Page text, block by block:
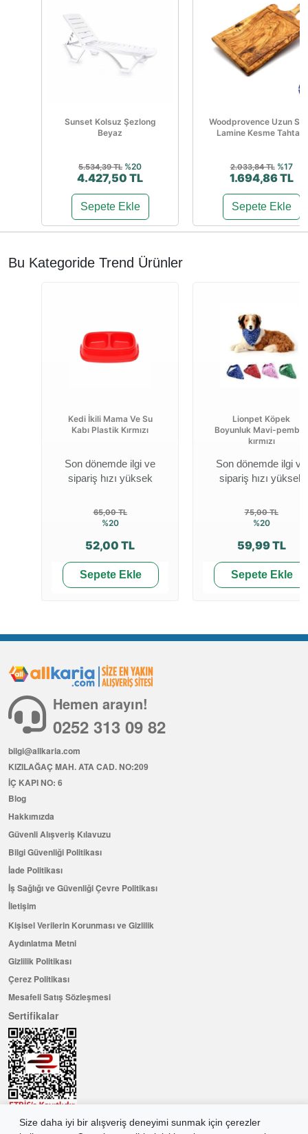
Sunset Kolsuz Şezlong
Beyaz
5.534,39 TL %20
4.427,50 TL
Sepete Ekle
Woodprovence Uzun
Lamine Kesme Tahtası
2.033,84 TL %17
1.694,86 TL
Sepete Ekle
Bu Kategoride Trend Ürünler
Kedi İkili Mama Ve Su
Kabı Plastik Kırmızı
Son dönemde ilgi ve
sipariş hızı yüksek
65,00 TL
%20
52,00 TL
Sepete Ekle
Lionpet Köpek
Boyunluk Mavi-pembe-
kırmızı
Son dönemde ilgi ve
sipariş hızı yüksek
75,00 TL
%20
59,99 TL
Sepete Ekle
Size daha iyi bir alışveriş deneyimi sunmak için çerezler
Hemen arayın!
0252 313 09 82
bilgi@allkaria.com
KIZILAĞAÇ MAH. ATA CAD. NO:209
İÇ KAPI NO: 6
Blog
Hakkımızda
Güvenli Alışveriş Kılavuzu
Bilgi Güvenliği Politikası
İade Politikası
İş Sağlığı ve Güvenliği Çevre Politikası
İletişim
Kişisel Verilerin Korunması ve Gizlilik
Aydınlatma Metni
Gizlilik Politikası
Çerez Politikası
Mesafeli Satış Sözleşmesi
Sertifikalar